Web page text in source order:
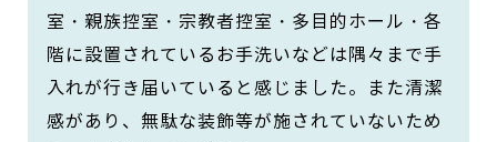
室・親族控室・宗教者控室・多目的ホール・各
階に設置されているお手洗いなどは隅々まで手
入れが行き届いていると感じました。また清潔
感があり、無駄な装飾等が施されていないため